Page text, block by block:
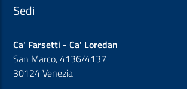
Sedi
Ca' Farsetti - Ca' Loredan
San Marco, 4136/4137
30124 Venezia